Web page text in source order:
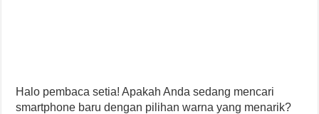
Halo pembaca setia! Apakah Anda sedang mencari
smartphone baru dengan pilihan warna yang menarik?